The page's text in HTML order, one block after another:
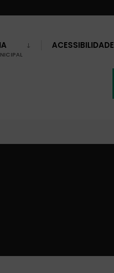
ACESSIBILIDADE